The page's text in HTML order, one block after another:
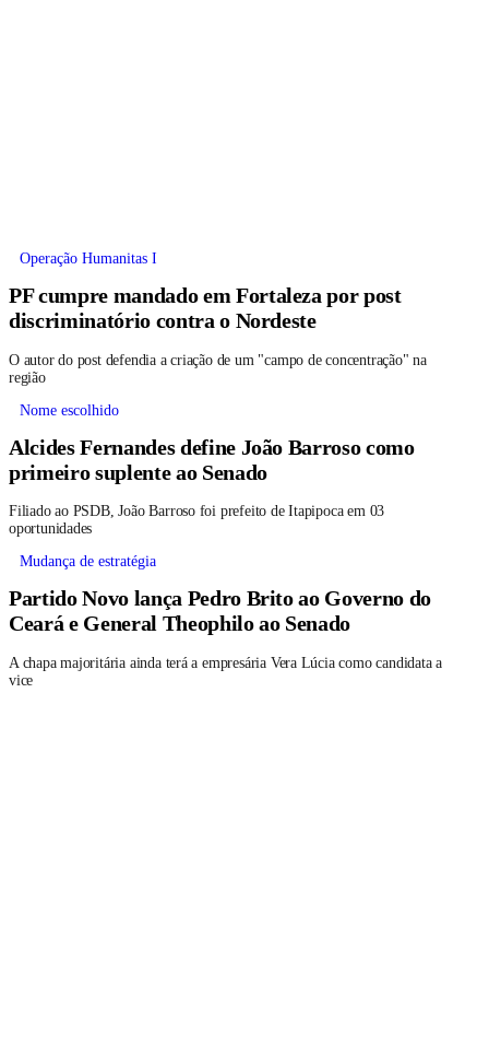
Operação Humanitas I
PF cumpre mandado em Fortaleza por post
discriminatório contra o Nordeste
O autor do post defendia a criação de um "campo de concentração" na
região
Nome escolhido
Alcides Fernandes define João Barroso como
primeiro suplente ao Senado
Filiado ao PSDB, João Barroso foi prefeito de Itapipoca em 03
oportunidades
Mudança de estratégia
Partido Novo lança Pedro Brito ao Governo do
Ceará e General Theophilo ao Senado
A chapa majoritária ainda terá a empresária Vera Lúcia como candidata a
vice